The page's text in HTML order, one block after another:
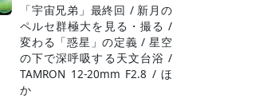
「宇宙兄弟」最終回 / 新月の
ペルセ群極大を見る・撮る /
変わる「惑星」の定義 / 星空
の下で深呼吸する天文台浴 /
TAMRON 12-20mm F2.8 / ほ
か